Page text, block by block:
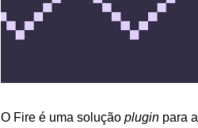
O Fire é uma solução plugin para